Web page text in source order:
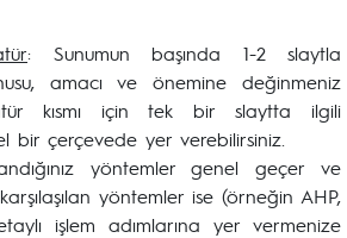
: Sunumun başında 1-2 slaytla
amacı ve önemine değinmeniz
kısmı için tek bir slaytta ilgili
bir çerçevede yer verebilirsiniz.
yöntemler genel geçer ve
yöntemler ise (örneğin AHP,
işlem adımlarına yer vermenize